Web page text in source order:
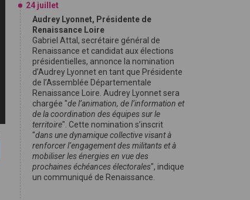
24 juillet
Audrey Lyonnet, Présidente de
Renaissance Loire
Gabriel Attal, secrétaire général de
Renaissance et candidat aux élections
présidentielles, annonce la nomination
d’Audrey Lyonnet en tant que Présidente
de l’Assemblée Départementale
Renaissance Loire. Audrey Lyonnet sera
chargée "de l’animation, de l’information et
de la coordination des équipes sur le
territoire". Cette nomination s’inscrit
"dans une dynamique collective visant à
renforcer l’engagement des militants et à
mobiliser les énergies en vue des
prochaines échéances électorales", indique
un communiqué de Renaissance.